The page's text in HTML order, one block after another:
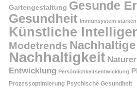
Gartengestaltung Gesunde
Gesundheit Immunsystem stärken
Künstliche
Modetrends
Nachhaltigkeit
Entwicklung Persönlichkeitsentwicklung
Prozessoptimierung Psychische Gesundheit